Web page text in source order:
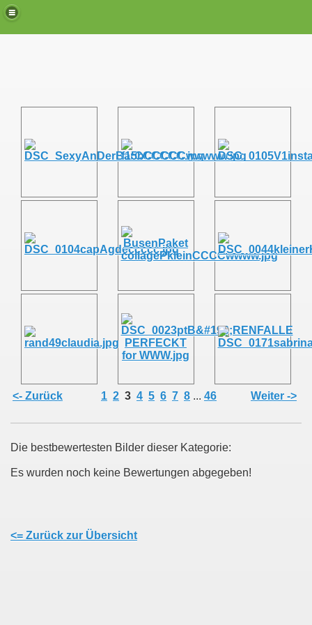
<- Zurück 1 2 3 4 5 6 7 8 ... 46 Weiter ->
Die bestbewertesten Bilder dieser Kategorie:
Es wurden noch keine Bewertungen abgegeben!
<= Zurück zur Übersicht